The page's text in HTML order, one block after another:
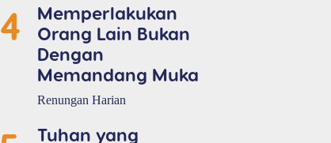
4
Memperlakukan
Orang Lain Bukan
Dengan
Memandang Muka
Renungan Harian
Tuhan yang